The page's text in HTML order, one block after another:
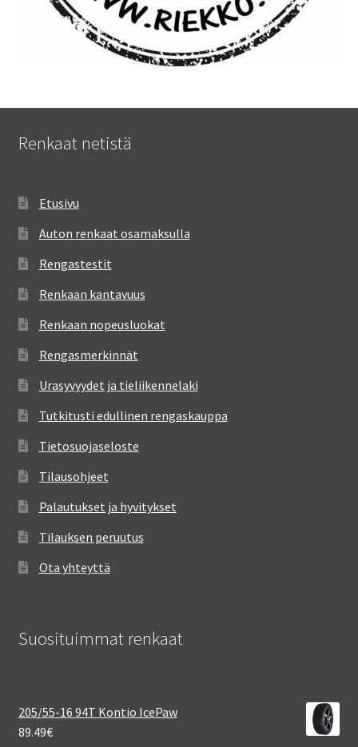
Renkaat netistä
Etusivu
Auton renkaat osamaksulla
Rengastestit
Renkaan kantavuus
Renkaan nopeusluokat
Rengasmerkinnät
Urasyvyydet ja tieliikennelaki
Tutkitusti edullinen rengaskauppa
Tietosuojaseloste
Tilausohjeet
Palautukset ja hyvitykset
Tilauksen peruutus
Ota yhteyttä
Suosituimmat renkaat
205/55-16 94T Kontio IcePaw
89.49€